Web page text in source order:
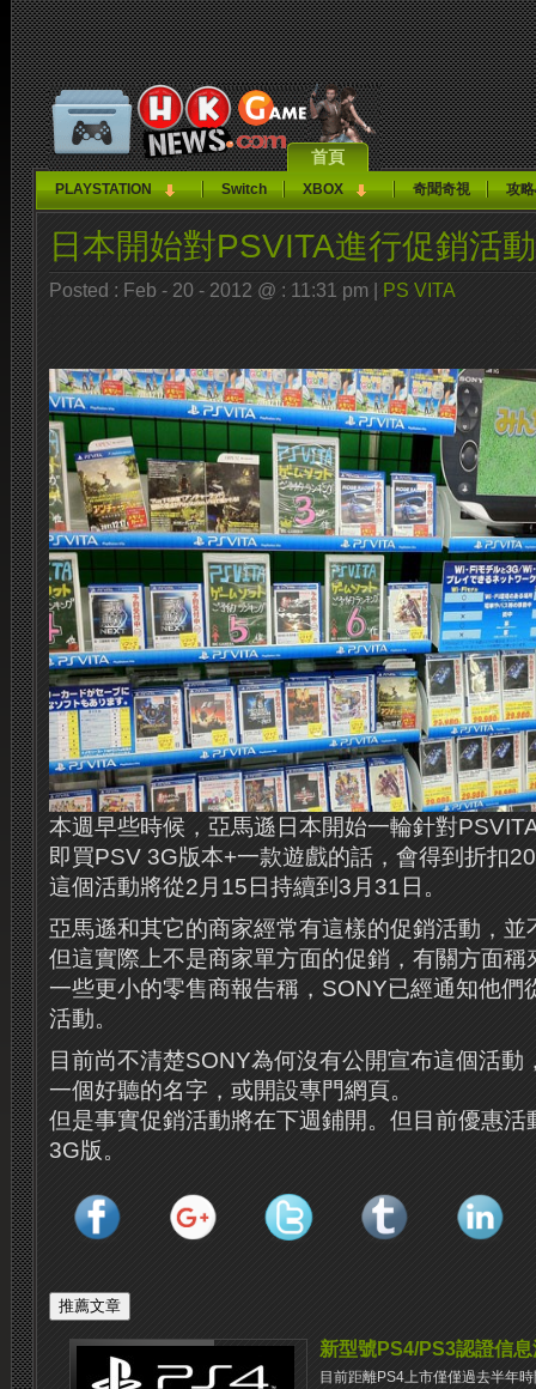
首頁
PLAYSTATION Switch XBOX 奇聞奇視 攻
日本開始對PSVITA進行促銷活動
Posted : Feb - 20 - 2012 @ : 11:31 pm | PS VITA
本週早些時候，亞馬遜日本開始一輪針對
即買PSV 3G版本+一款遊戲的話，會得到折扣
這個活動將從2月15日持續到3月31日。
亞馬遜和其它的商家經常有這樣的促銷活動，並
但這實際上不是商家單方面的促銷，有關方面
一些更小的零售商報告稱，SONY已經通知他們
活動。
目前尚不清楚SONY為何沒有公開宣布這個活動
一個好聽的名字，或開設專門網頁。
但是事實促銷活動將在下週鋪開。但目前優惠活
3G版。
新型號PS4/PS3認證信
目前距離PS4上市僅僅過去半年